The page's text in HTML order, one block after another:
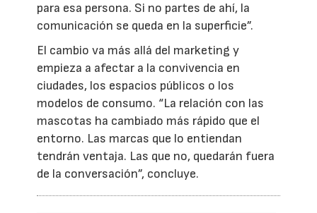
para esa persona. Si no partes de ahí, la
comunicación se queda en la superficie”.
El cambio va más allá del marketing y
empieza a afectar a la convivencia en
ciudades, los espacios públicos o los
modelos de consumo. “La relación con las
mascotas ha cambiado más rápido que el
entorno. Las marcas que lo entiendan
tendrán ventaja. Las que no, quedarán fuera
de la conversación”, concluye.